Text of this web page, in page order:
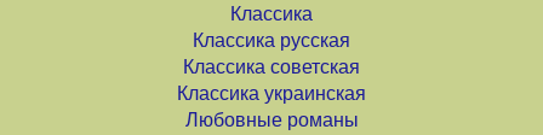
Классика
Классика русская
Классика советская
Классика украинская
Любовные романы